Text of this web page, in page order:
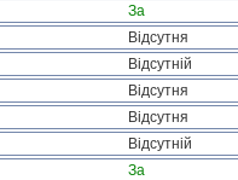
За
Відсутня
Відсутній
Відсутня
Відсутня
Відсутній
За